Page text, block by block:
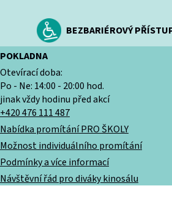
BEZBARIÉROVÝ
POKLADNA
Otevírací doba:
Po - Ne: 14:00 - 20:00 hod.
jinak vždy hodinu před akcí
+420 476 111 487
Nabídka promítání PRO ŠKOLY
Možnost individuálního promítání
Podmínky a více informací
Návštěvní řád pro diváky kinosálu